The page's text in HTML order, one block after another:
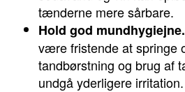
tænderne mere sårbare.
Hold god mundhygiejne.
være fristende at springe
tandbørstning og brug af
undgå yderligere irritation.